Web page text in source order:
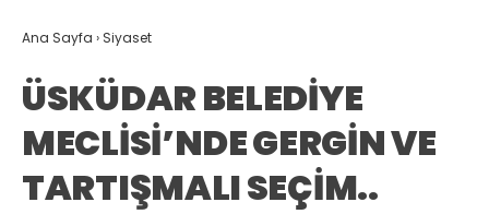
Ana Sayfa › Siyaset
ÜSKÜDAR BELEDİYE
MECLİSİ’NDE GERGİN VE
TARTIŞMALI SEÇİM..